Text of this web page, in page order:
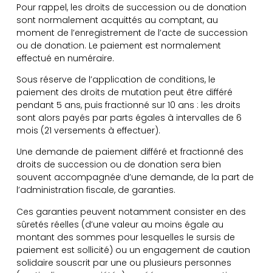
Pour rappel, les droits de succession ou de donation
sont normalement acquittés au comptant, au
moment de l’enregistrement de l’acte de succession
ou de donation. Le paiement est normalement
effectué en numéraire.
Sous réserve de l’application de conditions, le
paiement des droits de mutation peut être différé
pendant 5 ans, puis fractionné sur 10 ans : les droits
sont alors payés par parts égales à intervalles de 6
mois (21 versements à effectuer).
Une demande de paiement différé et fractionné des
droits de succession ou de donation sera bien
souvent accompagnée d’une demande, de la part de
l’administration fiscale, de garanties.
Ces garanties peuvent notamment consister en des
sûretés réelles (d’une valeur au moins égale au
montant des sommes pour lesquelles le sursis de
paiement est sollicité) ou un engagement de caution
solidaire souscrit par une ou plusieurs personnes